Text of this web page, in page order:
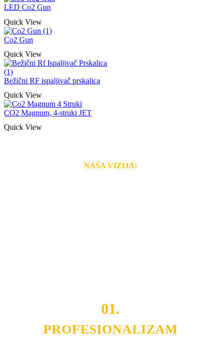
LED Co2 Gun
Quick View
Co2 Gun
Quick View
Bežični RF ispaljivač prskalica
Quick View
CO2 Magnum, 4-struki JET
Quick View
NAŠA VIZIJA:
01.
PROFESIONALIZAM